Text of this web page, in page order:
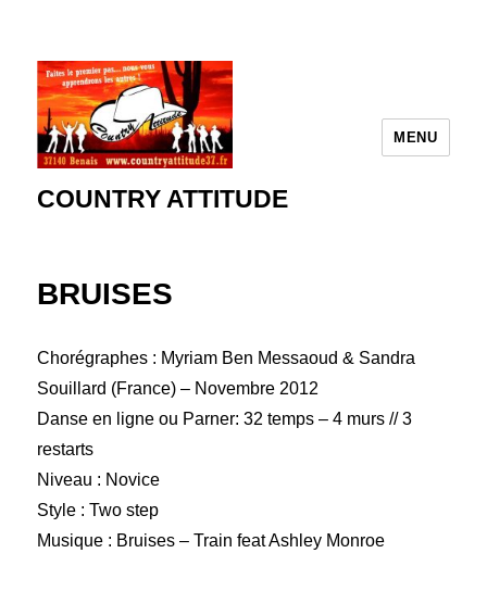
COUNTRY ATTITUDE
MENU
BRUISES
Chorégraphes : Myriam Ben Messaoud & Sandra
Souillard (France) – Novembre 2012
Danse en ligne ou Parner: 32 temps – 4 murs // 3
restarts
Niveau : Novice
Style : Two step
Musique : Bruises – Train feat Ashley Monroe